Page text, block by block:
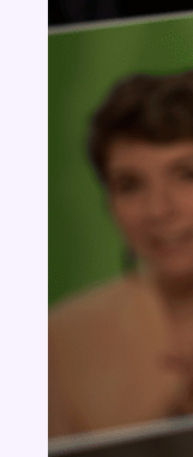
Aucun concours pour